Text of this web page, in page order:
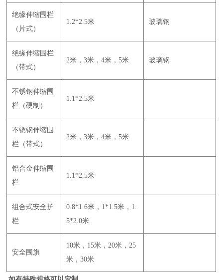
绝缘伸缩围栏
（片式）
1.2*2.5米 玻璃钢
绝缘伸缩围栏
（带式）
2米，3米，4米，5米 玻璃钢
不锈钢伸缩围
栏（硬制）
1.1*2.5米
不锈钢伸缩围
栏（带式）
2米，3米，4米，5米
铝合金伸缩围
栏
1.1*2.5米
组合式安全护
栏
0.8*1.6米，1*1.5米，1.
5*2.0米
安全围旗
10米，15米，20米，25
米，30米